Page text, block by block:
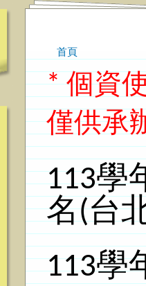
您在這裡
首頁
* 個資
僅供承
113學
名(台
113學